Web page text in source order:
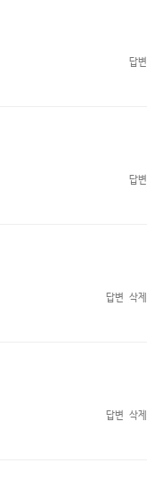
답변
답변
답변 삭제
답변 삭제